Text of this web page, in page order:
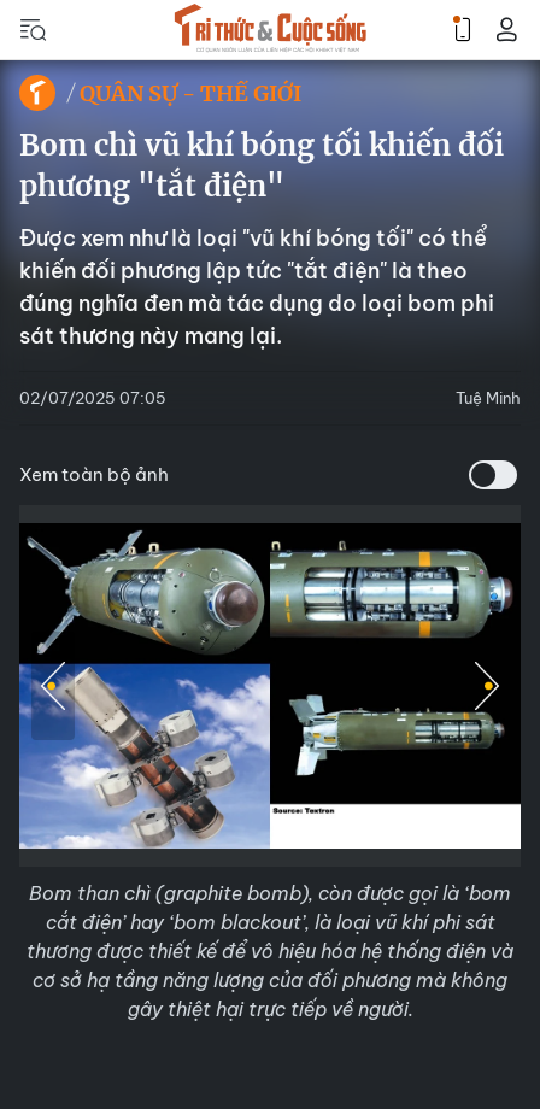
QUÂN SỰ - THẾ GIỚI
Bom chì vũ khí bóng tối khiến đối
phương "tắt điện"
Được xem như là loại "vũ khí bóng tối" có thể
khiến đối phương lập tức "tắt điện" là theo
đúng nghĩa đen mà tác dụng do loại bom phi
sát thương này mang lại.
02/07/2025 07:05 Tuệ Minh
Xem toàn bộ ảnh
Bom than chì (graphite bomb), còn được gọi là ‘bom
cắt điện’ hay ‘bom blackout’, là loại vũ khí phi sát
thương được thiết kế để vô hiệu hóa hệ thống điện và
cơ sở hạ tầng năng lượng của đối phương mà không
gây thiệt hại trực tiếp về người.